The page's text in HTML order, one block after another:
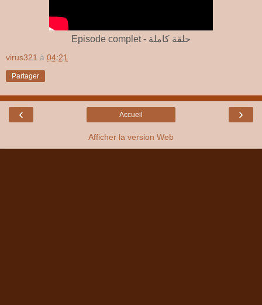
Episode complet - حلقة كاملة
virus321 à 04:21
Partager
‹ ›
Accueil
Afficher la version Web